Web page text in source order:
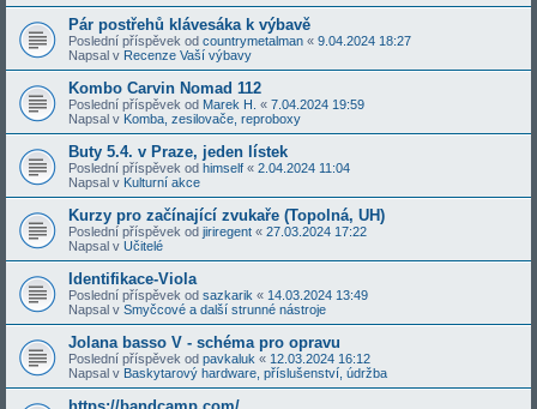
Pár postřehů klávesáka k výbavě
Poslední příspěvek od countrymetalman « 9.04.2024 18:27
Napsal v Recenze Vaší výbavy
Kombo Carvin Nomad 112
Poslední příspěvek od Marek H. « 7.04.2024 19:59
Napsal v Komba, zesilovače, reproboxy
Buty 5.4. v Praze, jeden lístek
Poslední příspěvek od himself « 2.04.2024 11:04
Napsal v Kulturní akce
Kurzy pro začínající zvukaře (Topolná, UH)
Poslední příspěvek od jiriregent « 27.03.2024 17:22
Napsal v Učitelé
Identifikace-Viola
Poslední příspěvek od sazkarik « 14.03.2024 13:49
Napsal v Smyčcové a další strunné nástroje
Jolana basso V - schéma pro opravu
Poslední příspěvek od pavkaluk « 12.03.2024 16:12
Napsal v Baskytarový hardware, příslušenství, údržba
https://bandcamp.com/